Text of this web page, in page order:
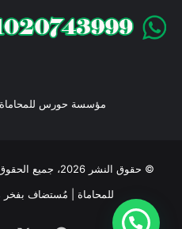
مؤسسة حورس للمحاماة
© حقوق النشر 2026، جميع الحقوق محفوظة |
للمحاماة
| مُستضاف بفخر